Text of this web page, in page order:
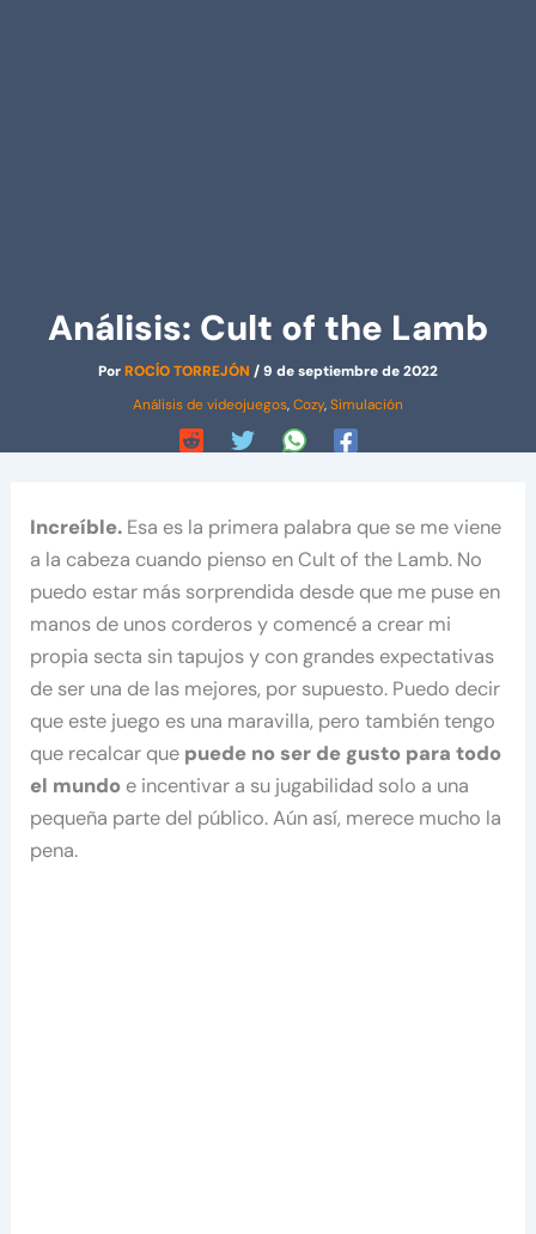
Análisis: Cult of the Lamb
PorROCÍO TORREJÓN /9 de septiembre de 2022
Análisis de videojuegos,Cozy,Simulación
Increíble. Esa es la primera palabra que se me viene
a la cabeza cuando pienso en Cult of the Lamb. No
puedo estar más sorprendida desde que me puse en
manos de unos corderos y comencé a crear mi
propia secta sin tapujos y con grandes expectativas
de ser una de las mejores, por supuesto. Puedo decir
que este juego es una maravilla, pero también tengo
que recalcar que puede no ser de gusto para todo
el mundo e incentivar a su jugabilidad solo a una
pequeña parte del público. Aún así, merece mucho la
pena.